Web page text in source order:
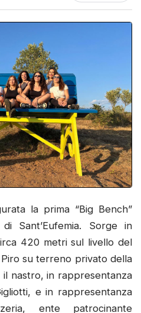
la prima “Big Bench”
Sant’Eufemia. Sorge in
420 metri sul livello del
su terreno privato della
il nastro, in rappresentanza
e in rappresentanza
ente patrocinante